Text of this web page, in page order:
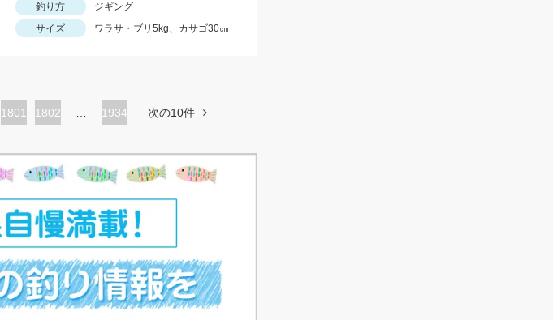
釣り方
ジギング
サイズ ワラサ・ブリ5kg、カサゴ30㎝
ペ
1801
ペ
1802 1934 次の10件